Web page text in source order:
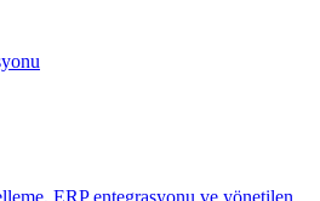
ERP entegrasyonu ve yönetilen